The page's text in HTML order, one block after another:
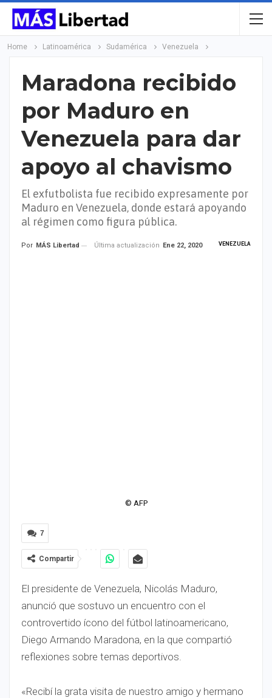
Home Latinoamérica Sudamérica Venezuela
Maradona recibido
por Maduro en
Venezuela para dar
apoyo al chavismo
El exfutbolista fue recibido expresamente por
Maduro en Venezuela, donde estará apoyando
al régimen como figura pública.
VENEZUELA
Por MÁS Libertad Última actualización Ene 22, 2020
© AFP
7
Compartir
El presidente de Venezuela, Nicolás Maduro,
anunció que sostuvo un encuentro con el
controvertido ícono del fútbol latinoamericano,
Diego Armando Maradona, en la que compartió
reflexiones sobre temas deportivos.
«Recibí la grata visita de nuestro amigo y hermano